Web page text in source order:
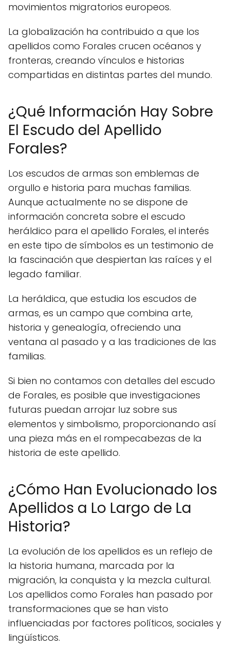
movimientos migratorios europeos.
La globalización ha contribuido a que los
apellidos como Forales crucen océanos y
fronteras, creando vínculos e historias
compartidas en distintas partes del mundo.
¿Qué Información Hay Sobre
El Escudo del Apellido
Forales?
Los escudos de armas son emblemas de
orgullo e historia para muchas familias.
Aunque actualmente no se dispone de
información concreta sobre el escudo
heráldico para el apellido Forales, el interés
en este tipo de símbolos es un testimonio de
la fascinación que despiertan las raíces y el
legado familiar.
La heráldica, que estudia los escudos de
armas, es un campo que combina arte,
historia y genealogía, ofreciendo una
ventana al pasado y a las tradiciones de las
familias.
Si bien no contamos con detalles del escudo
de Forales, es posible que investigaciones
futuras puedan arrojar luz sobre sus
elementos y simbolismo, proporcionando así
una pieza más en el rompecabezas de la
historia de este apellido.
¿Cómo Han Evolucionado los
Apellidos a Lo Largo de La
Historia?
La evolución de los apellidos es un reflejo de
la historia humana, marcada por la
migración, la conquista y la mezcla cultural.
Los apellidos como Forales han pasado por
transformaciones que se han visto
influenciadas por factores políticos, sociales y
lingüísticos.